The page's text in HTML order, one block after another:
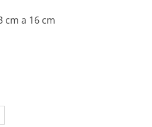
cm a 16 cm